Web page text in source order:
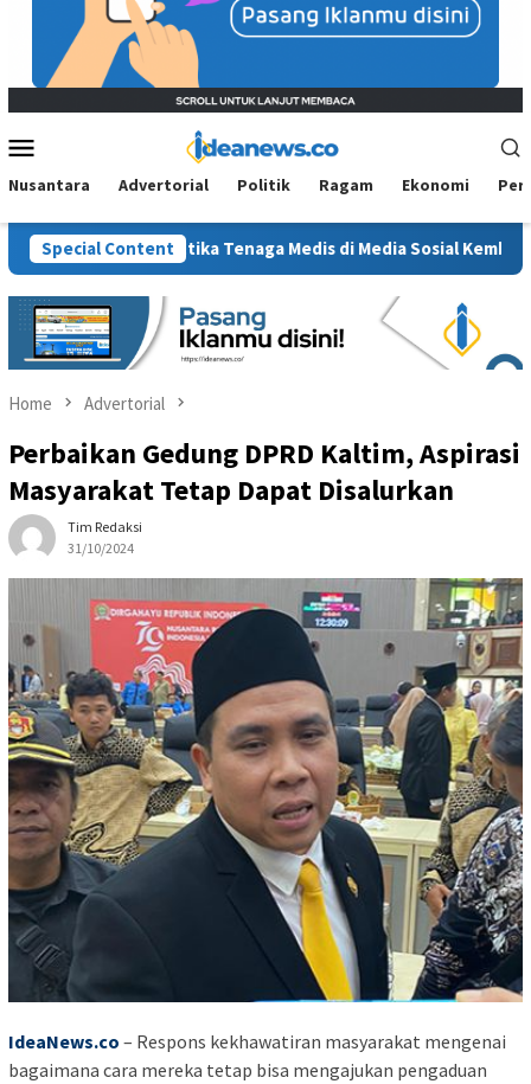
Menu
Nusantara Advertorial Politik Ragam Ekonomi
Special Content
Jejak Etika Tenaga Medis di Media Sosial Kembali
Home Advertorial
Perbaikan Gedung DPRD Kaltim, Aspirasi
Masyarakat Tetap Dapat Disalurkan
Tim Redaksi
31/10/2024
IdeaNews.co – Respons kekhawatiran masyarakat mengenai
bagaimana cara mereka tetap bisa mengajukan pengaduan